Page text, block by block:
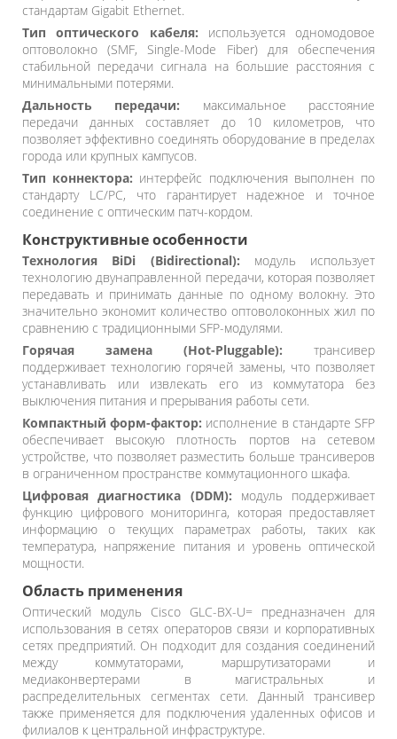
стандартам Gigabit Ethernet.
Тип оптического кабеля: используется одномодовое
оптоволокно (SMF, Single-Mode Fiber) для обеспечения
стабильной передачи сигнала на большие расстояния с
минимальными потерями.
Дальность передачи: максимальное расстояние
передачи данных составляет до 10 километров, что
позволяет эффективно соединять оборудование в пределах
города или крупных кампусов.
Тип коннектора: интерфейс подключения выполнен по
стандарту LC/PC, что гарантирует надежное и точное
соединение с оптическим патч-кордом.
Конструктивные особенности
Технология BiDi (Bidirectional): модуль использует
технологию двунаправленной передачи, которая позволяет
передавать и принимать данные по одному волокну. Это
значительно экономит количество оптоволоконных жил по
сравнению с традиционными SFP-модулями.
Горячая замена (Hot-Pluggable): трансивер
поддерживает технологию горячей замены, что позволяет
устанавливать или извлекать его из коммутатора без
выключения питания и прерывания работы сети.
Компактный форм-фактор: исполнение в стандарте SFP
обеспечивает высокую плотность портов на сетевом
устройстве, что позволяет разместить больше трансиверов
в ограниченном пространстве коммутационного шкафа.
Цифровая диагностика (DDM): модуль поддерживает
функцию цифрового мониторинга, которая предоставляет
информацию о текущих параметрах работы, таких как
температура, напряжение питания и уровень оптической
мощности.
Область применения
Оптический модуль Cisco GLC-BX-U= предназначен для
использования в сетях операторов связи и корпоративных
сетях предприятий. Он подходит для создания соединений
между коммутаторами, маршрутизаторами и
медиаконвертерами в магистральных и
распределительных сегментах сети. Данный трансивер
также применяется для подключения удаленных офисов и
филиалов к центральной инфраструктуре.